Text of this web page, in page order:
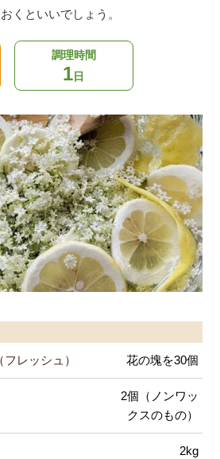
くといいでしょう。
調理時間
1日
レッシュ） 花の塊を30個
2個（ノンワッ
クスのもの）
2kg